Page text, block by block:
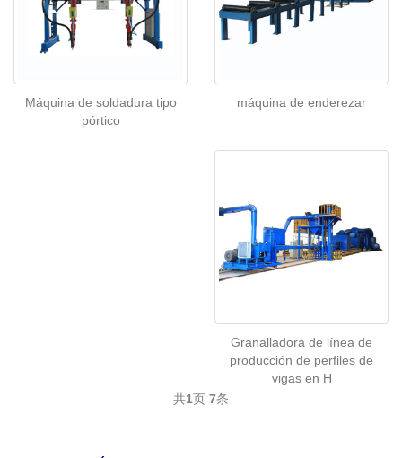
Máquina de soldadura tipo
pórtico
máquina de enderezar
Granalladora de línea de
producción de perfiles de
vigas en H
共1页 7条